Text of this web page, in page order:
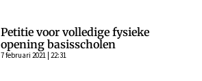
Petitie voor volledige fysieke
opening basisscholen
7 februari 2021 | 22:31